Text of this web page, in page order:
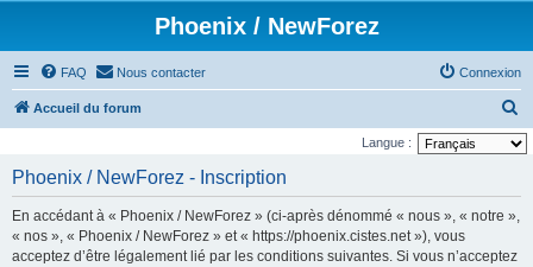
Phoenix / NewForez
FAQ Nous contacter Connexion
Accueil du forum
e
Langue :
Phoenix / NewForez - Inscription
En accédant à « Phoenix / NewForez » (ci-après dénommé « nous », « notre »,
« nos », « Phoenix / NewForez » et « https://phoenix.cistes.net »), vous
acceptez d’être légalement lié par les conditions suivantes. Si vous n’acceptez